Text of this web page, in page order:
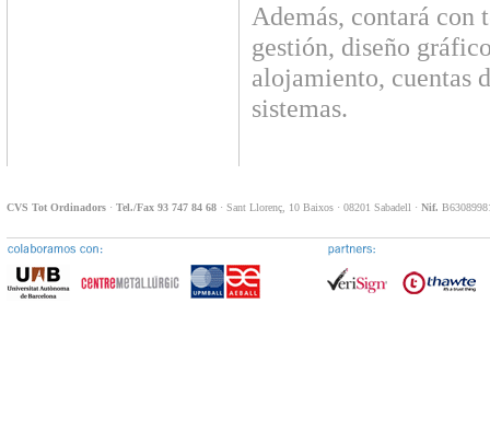
Además, contará con
gestión, diseño
alojamiento, cuentas
sistemas.
CVS Tot Ordinadors· Tel./Fax 93 747 84 68 · Sant Llorenç, 10 Baixos · 08201 Sabadell · Nif.